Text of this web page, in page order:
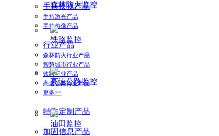
手持夜视产品
手持激光产品
手持热像产品
行业产品
森林防火行业产品
智慧城市行业产品
铁路行业产品
高速公路行业产品
更多>>
特殊定制产品
加固信息产品
森林防火监控
铁路监控
高速公路监控
油田监控